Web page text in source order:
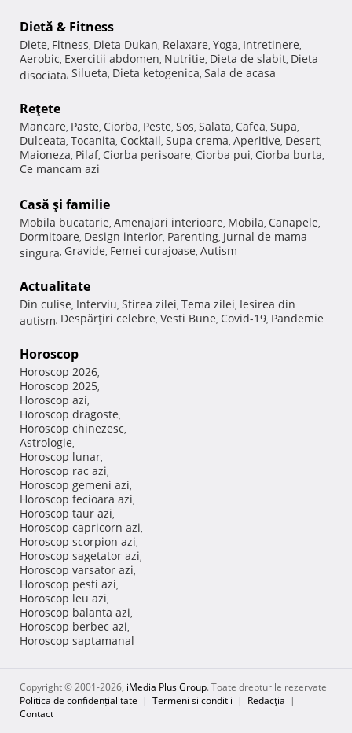
Dietă & Fitness
Diete, Fitness, Dieta Dukan, Relaxare, Yoga, Intretinere,
Aerobic, Exercitii abdomen, Nutritie, Dieta de slabit, Dieta
disociata, Silueta, Dieta ketogenica, Sala de acasa
Reţete
Mancare, Paste, Ciorba, Peste, Sos, Salata, Cafea, Supa,
Dulceata, Tocanita, Cocktail, Supa crema, Aperitive, Desert,
Maioneza, Pilaf, Ciorba perisoare, Ciorba pui, Ciorba burta,
Ce mancam azi
Casă şi familie
Mobila bucatarie, Amenajari interioare, Mobila, Canapele,
Dormitoare, Design interior, Parenting, Jurnal de mama
singura, Gravide, Femei curajoase, Autism
Actualitate
Din culise, Interviu, Stirea zilei, Tema zilei, Iesirea din
autism, Despărţiri celebre, Vesti Bune, Covid-19, Pandemie
Horoscop
Horoscop 2026,
Horoscop 2025,
Horoscop azi,
Horoscop dragoste,
Horoscop chinezesc,
Astrologie,
Horoscop lunar,
Horoscop rac azi,
Horoscop gemeni azi,
Horoscop fecioara azi,
Horoscop taur azi,
Horoscop capricorn azi,
Horoscop scorpion azi,
Horoscop sagetator azi,
Horoscop varsator azi,
Horoscop pesti azi,
Horoscop leu azi,
Horoscop balanta azi,
Horoscop berbec azi,
Horoscop saptamanal
Copyright © 2001-2026, iMedia Plus Group. Toate drepturile rezervate
Politica de confidențialitate | Termeni si conditii | Redacţia |
Contact